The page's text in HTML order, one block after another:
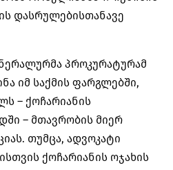
დასრულებისთანავე
პროკურატურამ
იმ საქმის ფარგლებში,
– ქოჩარიანის
– მთავრობის მიერ
თუმცა, ადვოკატი
ქოჩარიანის ოჯახის